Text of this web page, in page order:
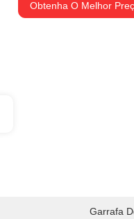
Obtenha O Melhor
Garrafa